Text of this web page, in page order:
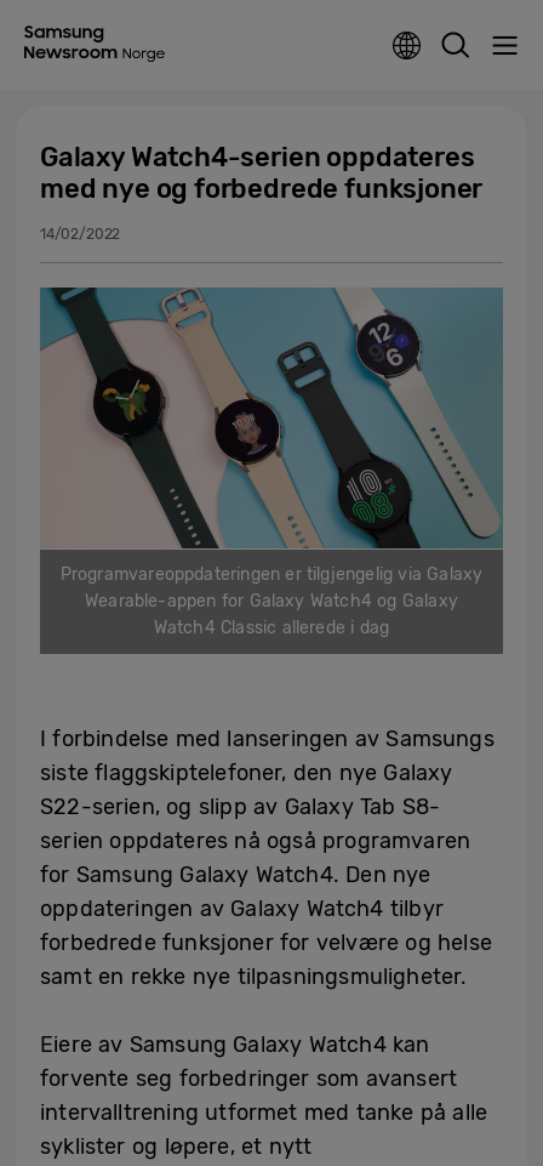
Galaxy Watch4-serien oppdateres
med nye og forbedrede funksjoner
14/02/2022
Programvareoppdateringen er tilgjengelig via Galaxy
Wearable-appen for Galaxy Watch4 og Galaxy
Watch4 Classic allerede i dag
I forbindelse med lanseringen av Samsungs
siste flaggskiptelefoner, den nye Galaxy
S22-serien, og slipp av Galaxy Tab S8-
serien oppdateres nå også programvaren
for Samsung Galaxy Watch4. Den nye
oppdateringen av Galaxy Watch4 tilbyr
forbedrede funksjoner for velvære og helse
samt en rekke nye tilpasningsmuligheter.
Eiere av Samsung Galaxy Watch4 kan
forvente seg forbedringer som avansert
intervalltrening utformet med tanke på alle
syklister og løpere, et nytt